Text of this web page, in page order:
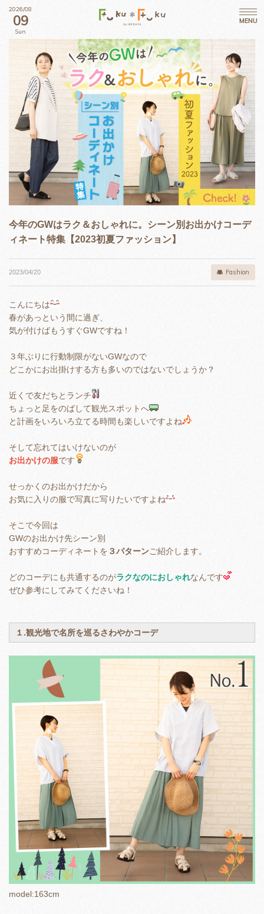
2026/08
09
Sun
今年のGWはラク＆おしゃれに。シーン別お出かけコーデ
ィネート特集【2023初夏ファッション】
Fashion
2023/04/20
こんにちは
春があっという間に過ぎ、
気が付けばもうすぐGWですね！
３年ぶりに行動制限がないGWなので
どこかにお出掛けする方も多いのではないでしょうか？
近くで友だちとランチ
ちょっと足をのばして観光スポットへ
と計画をいろいろ立てる時間も楽しいですよね
そして忘れてはいけないのが
お出かけの服です
せっかくのお出かけだから
お気に入りの服で写真に写りたいですよね
そこで今回は
GWのお出かけ先シーン別
おすすめコーディネートを ３パターンご紹介します。
どのコーデにも共通するのがラクなのにおしゃれなんです
ぜひ参考にしてみてくださいね！
１.観光地で名所を巡るさわやかコーデ
model:163cm
MENU